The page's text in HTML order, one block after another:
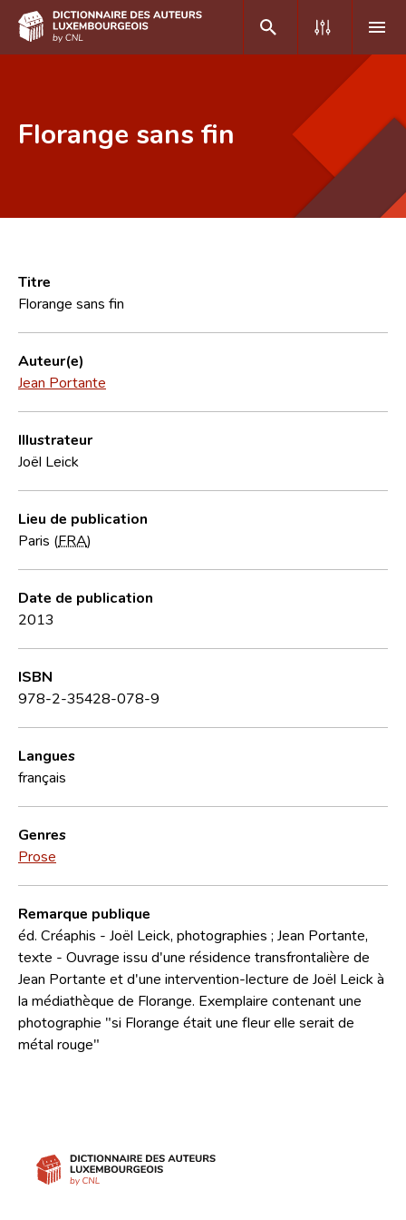
Foire aux questions
CNL
Équipe scientifique
Contact
Florange sans fin
Titre
Florange sans fin
Auteur(e)
Jean Portante
Illustrateur
Joël Leick
Lieu de publication
Paris (FRA)
Date de publication
2013
ISBN
978-2-35428-078-9
Langues
français
Genres
Prose
Remarque publique
éd. Créaphis - Joël Leick, photographies ; Jean Portante,
texte - Ouvrage issu d'une résidence transfrontalière de
Jean Portante et d'une intervention-lecture de Joël Leick à
la médiathèque de Florange. Exemplaire contenant une
photographie "si Florange était une fleur elle serait de
métal rouge"